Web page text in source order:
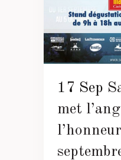
17 Sep
met